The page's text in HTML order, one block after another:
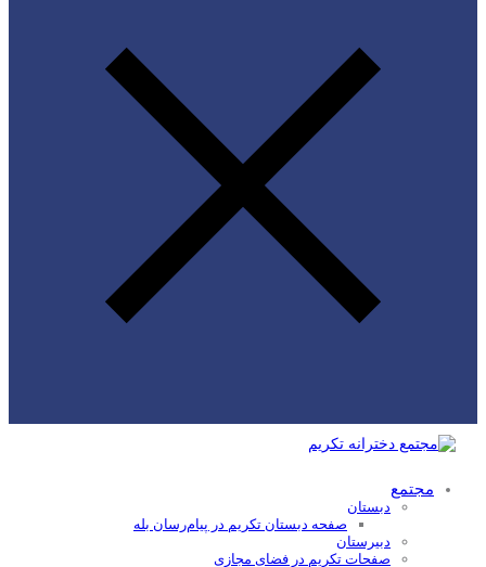
مجتمع
دبستان
صفحه دبستان تکریم در پیام‌رسان بله
دبیرستان
صفحات تکریم در فضای مجازی